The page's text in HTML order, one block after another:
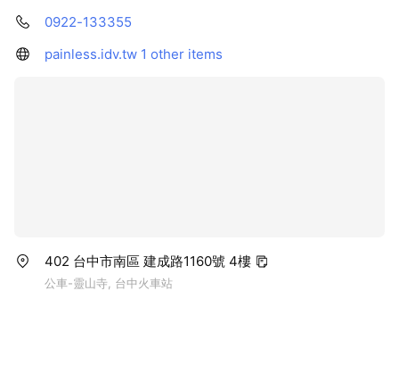
0922-133355
painless.idv.tw 1 other items
402 台中市南區 建成路1160號 4樓
公車-靈山寺, 台中火車站